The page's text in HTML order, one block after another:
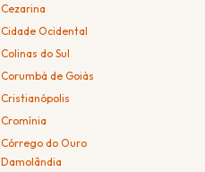
Cezarina
Cidade Ocidental
Colinas do Sul
Corumbá de Goiás
Cristianópolis
Cromínia
Córrego do Ouro
Damolândia